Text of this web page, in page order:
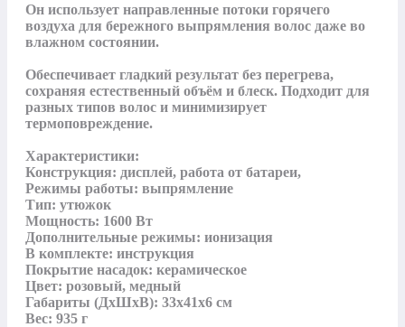
Он использует направленные потоки горячего
воздуха для бережного выпрямления волос даже во
влажном состоянии.
Обеспечивает гладкий результат без перегрева,
сохраняя естественный объём и блеск. Подходит для
разных типов волос и минимизирует
термоповреждение.
Характеристики:
Конструкция: дисплей, работа от батареи,
Режимы работы: выпрямление
Тип: утюжок
Мощность: 1600 Вт
Дополнительные режимы: ионизация
В комплекте: инструкция
Покрытие насадок: керамическое
Цвет: розовый, медный
Габариты (ДхШхВ): 33х41х6 см
Вес: 935 г